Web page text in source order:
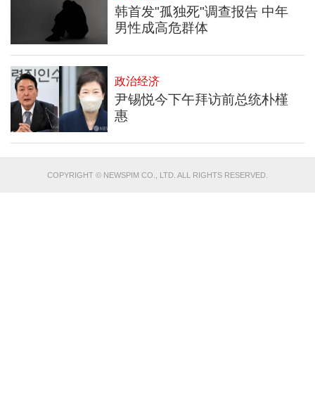
韩首发"孤独死"调查报告 中年
男性成高危群体
政治经济
尹锡悦今下午拜访前总统朴槿
惠
COPYRIGHT © NEWSPIM CO., LTD. ALL RIGHTS RESERVED.